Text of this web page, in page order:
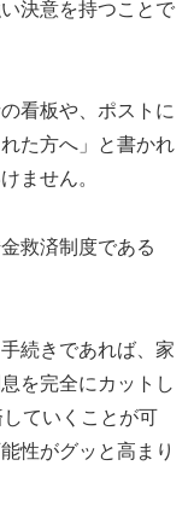
決意を持つことで
看板や、ポストに
た方へ」と書かれ
ません。
救済制度である
続きであれば、家
を完全にカットし
ていくことが可
性がグッと高まり